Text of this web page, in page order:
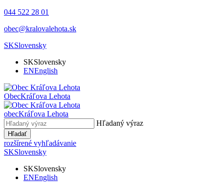
044 522 28 01
obec@kralovalehota.sk
SKSlovensky
SKSlovensky
ENEnglish
ObecKráľova Lehota
obecKráľova Lehota
Hľadaný výraz
Hľadať
rozšírené vyhľadávanie
SKSlovensky
SKSlovensky
ENEnglish